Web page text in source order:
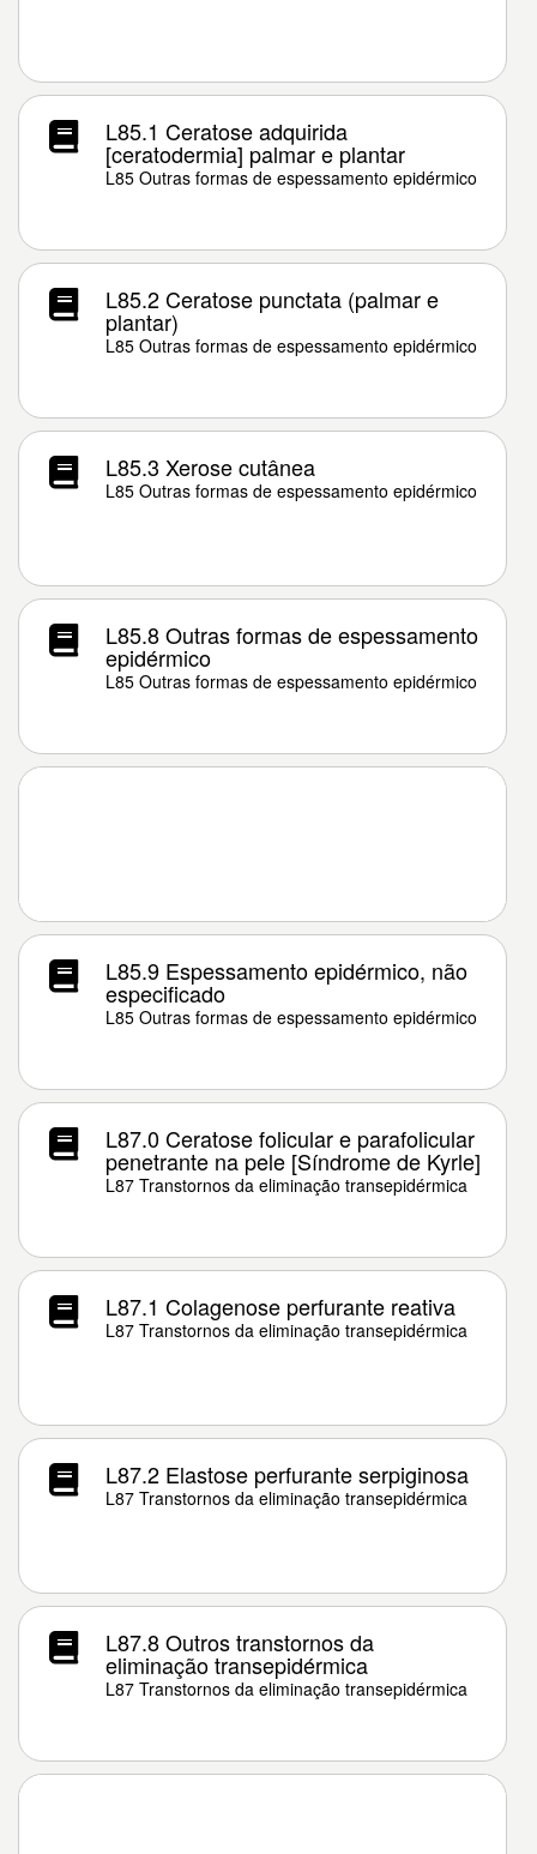
L85.1 Ceratose adquirida
[ceratodermia] palmar e plantar
L85 Outras formas de espessamento epidérmico
L85.2 Ceratose punctata (palmar e
plantar)
L85 Outras formas de espessamento epidérmico
L85.3 Xerose cutânea
L85 Outras formas de espessamento epidérmico
L85.8 Outras formas de espessamento
epidérmico
L85 Outras formas de espessamento epidérmico
L85.9 Espessamento epidérmico, não
especificado
L85 Outras formas de espessamento epidérmico
L87.0 Ceratose folicular e parafolicular
penetrante na pele [Síndrome de Kyrle]
L87 Transtornos da eliminação transepidérmica
L87.1 Colagenose perfurante reativa
L87 Transtornos da eliminação transepidérmica
L87.2 Elastose perfurante serpiginosa
L87 Transtornos da eliminação transepidérmica
L87.8 Outros transtornos da
eliminação transepidérmica
L87 Transtornos da eliminação transepidérmica